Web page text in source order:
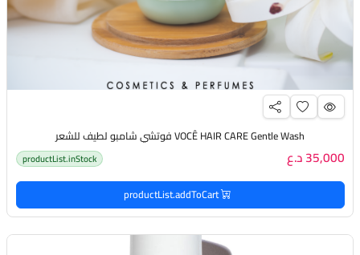
VOCÊ HAIR CARE Gentle Wash فوتشي شامبو لطيف للشعر
35,000 د.ع productList.inStock
productList.addToCart